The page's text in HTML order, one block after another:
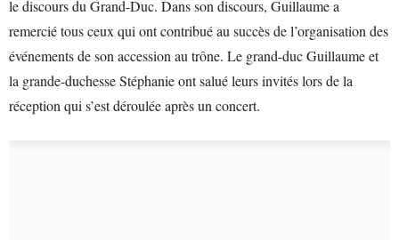
le discours du Grand-Duc. Dans son discours, Guillaume a
remercié tous ceux qui ont contribué au succès de l’organisation des
événements de son accession au trône. Le grand-duc Guillaume et
la grande-duchesse Stéphanie ont salué leurs invités lors de la
réception qui s’est déroulée après un concert.